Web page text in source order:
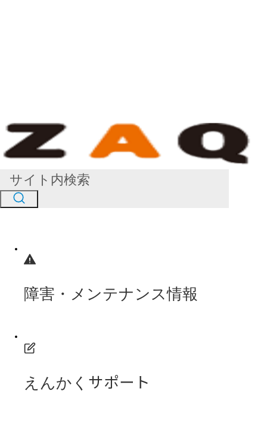
障害・メンテナンス情報
えんかくサポート